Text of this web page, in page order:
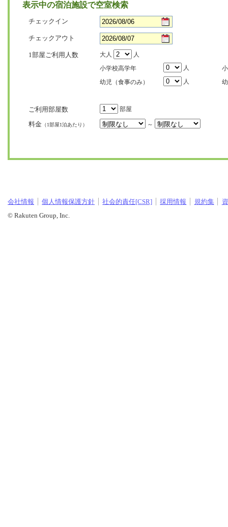
表示中の宿泊施設で空室検索
チェックイン
チェックアウト
1部屋ご利用人数 大人
人
小学校高学年
人
幼児（食事のみ）
人
ご利用部屋数 部屋
料金 （1部屋1泊あたり） ～
会社情報 個人情報保護方針 社会的責任[CSR] 採用情報 規約集
© Rakuten Group, Inc.